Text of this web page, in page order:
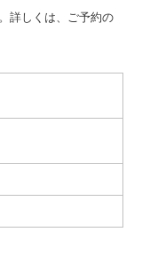
だし、貸し渡す
は借受人若しく
項各号のいずれ
社に第１0条第
します。
するものとしま
に基づき、貸渡
及び運転免許証
にあたり、借受
以下「運転者」
詳しくは、ご予約の